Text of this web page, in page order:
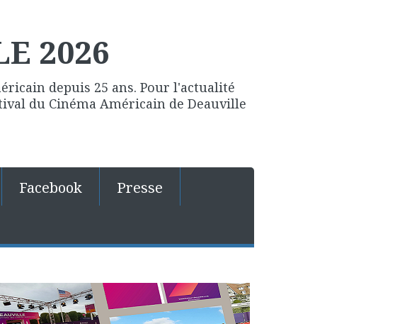
2026
depuis 25 ans. Pour l'actualité
du Cinéma Américain de Deauville
Facebook
Presse